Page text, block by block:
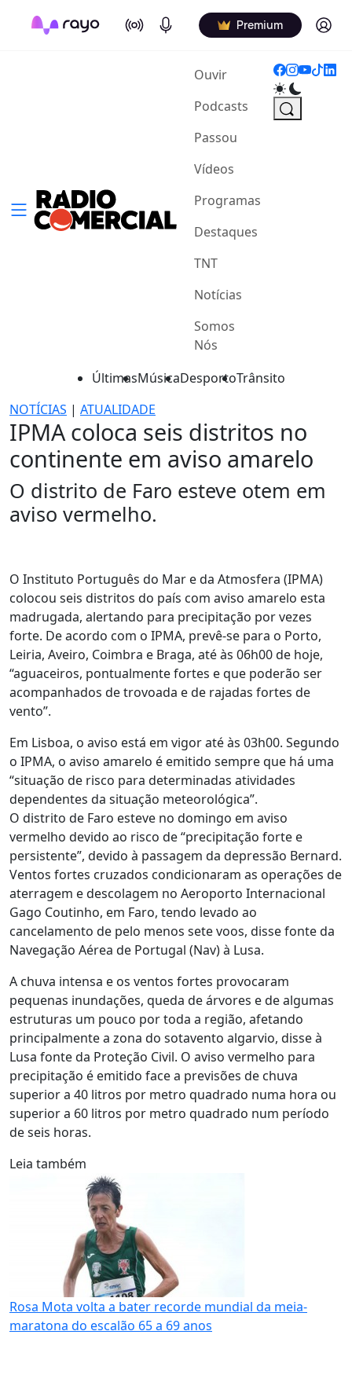
On Air Podcasts Premium Log in
Ouvir(current)
Podcasts
Passou
Vídeos
Programas
Destaques
TNT
Notícias
Somos
Nós
ÚltimasMúsicaDesportoTrânsito
NOTÍCIAS | ATUALIDADE
IPMA coloca seis distritos no
continente em aviso amarelo
O distrito de Faro esteve otem em
aviso vermelho.
O Instituto Português do Mar e da Atmosfera (IPMA)
colocou seis distritos do país com aviso amarelo esta
madrugada, alertando para precipitação por vezes
forte. De acordo com o IPMA, prevê-se para o Porto,
Leiria, Aveiro, Coimbra e Braga, até às 06h00 de hoje,
“aguaceiros, pontualmente fortes e que poderão ser
acompanhados de trovoada e de rajadas fortes de
vento”.
Em Lisboa, o aviso está em vigor até às 03h00. Segundo
o IPMA, o aviso amarelo é emitido sempre que há uma
“situação de risco para determinadas atividades
dependentes da situação meteorológica”.
O distrito de Faro esteve no domingo em aviso
vermelho devido ao risco de “precipitação forte e
persistente”, devido à passagem da depressão Bernard.
Ventos fortes cruzados condicionaram as operações de
aterragem e descolagem no Aeroporto Internacional
Gago Coutinho, em Faro, tendo levado ao
cancelamento de pelo menos sete voos, disse fonte da
Navegação Aérea de Portugal (Nav) à Lusa.
A chuva intensa e os ventos fortes provocaram
pequenas inundações, queda de árvores e de algumas
estruturas um pouco por toda a região, afetando
principalmente a zona do sotavento algarvio, disse à
Lusa fonte da Proteção Civil. O aviso vermelho para
precipitação é emitido face a previsões de chuva
superior a 40 litros por metro quadrado numa hora ou
superior a 60 litros por metro quadrado num período
de seis horas.
Leia também
Rosa Mota volta a bater recorde mundial da meia-
maratona do escalão 65 a 69 anos